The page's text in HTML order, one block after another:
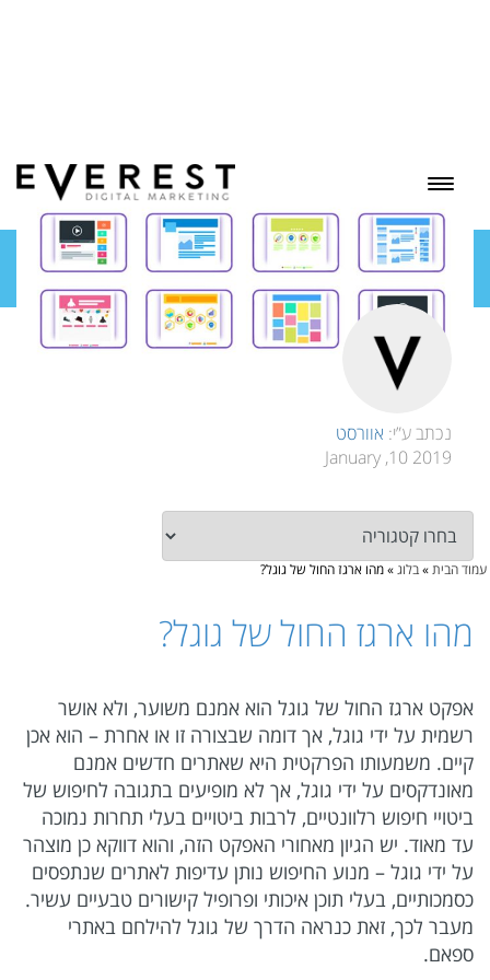
בלוג
נכתב ע”י: אוורסט
2019 10, January
עמוד הבית»בלוג»מהו ארגז החול של גוגל?
מהו ארגז החול של גוגל?
אפקט ארגז החול של גוגל הוא אמנם משוער, ולא אושר
רשמית על ידי גוגל, אך דומה שבצורה זו או אחרת – הוא אכן
קיים. משמעותו הפרקטית היא שאתרים חדשים אמנם
מאונדקסים על ידי גוגל, אך לא מופיעים בתגובה לחיפוש של
ביטויי חיפוש רלוונטיים, לרבות ביטויים בעלי תחרות נמוכה
עד מאוד. יש הגיון מאחורי האפקט הזה, והוא דווקא כן מוצהר
על ידי גוגל – מנוע החיפוש נותן עדיפות לאתרים שנתפסים
כסמכותיים, בעלי תוכן איכותי ופרופיל קישורים טבעיים עשיר.
מעבר לכך, זאת כנראה הדרך של גוגל להילחם באתרי
ספאם.